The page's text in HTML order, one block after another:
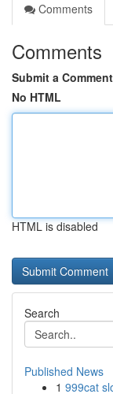
Comments
Comments
Submit a Comment
No HTML
HTML is disabled
Search
Published News
1 999cat